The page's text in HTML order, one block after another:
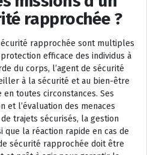
rapprochée ?
rapprochée sont multiples
efficace des individus à
du corps, l’agent de sécurité
à la sécurité et au bien-être
toutes circonstances. Ses
et l’évaluation des menaces
trajets sécurisés, la gestion
que la réaction rapide en cas de
sécurité rapprochée doit être